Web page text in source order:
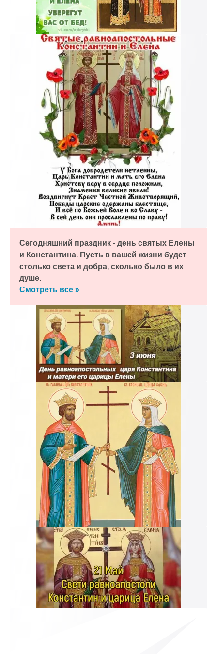
Сегодняшний праздник - день святых Елены
и Константина. Пусть в вашей жизни будет
столько света и добра, сколько было в их
душе.
Смотреть все »
и пришлем поздравление!